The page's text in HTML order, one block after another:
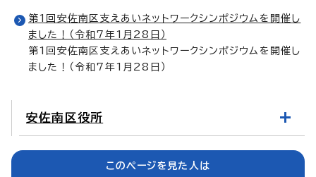
第1回安佐南区支えあいネットワークシンポジウムを開催し
ました！（令和7年1月28日）
第1回安佐南区支えあいネットワークシンポジウムを開催し
ました！（令和7年1月28日）
安佐南区役所
このページを見た人は